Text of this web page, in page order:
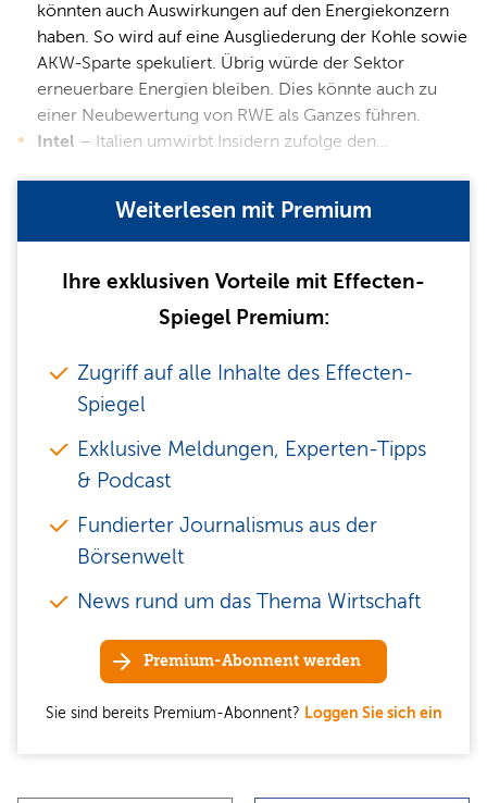
könnten auch Auswirkungen auf den Energiekonzern
haben. So wird auf eine Ausgliederung der Kohle sowie
AKW-Sparte spekuliert. Übrig würde der Sektor
erneuerbare Energien bleiben. Dies könnte auch zu
einer Neubewertung von RWE als Ganzes führen.
Intel – Italien umwirbt Insidern zufolge den…
Weiterlesen mit Premium
Ihre exklusiven Vorteile mit Effecten-
Spiegel Premium:
Zugriff auf alle Inhalte des Effecten-
Spiegel
Exklusive Meldungen, Experten-Tipps
& Podcast
Fundierter Journalismus aus der
Börsenwelt
News rund um das Thema Wirtschaft
Premium-Abonnent werden
Sie sind bereits Premium-Abonnent? Loggen Sie sich ein